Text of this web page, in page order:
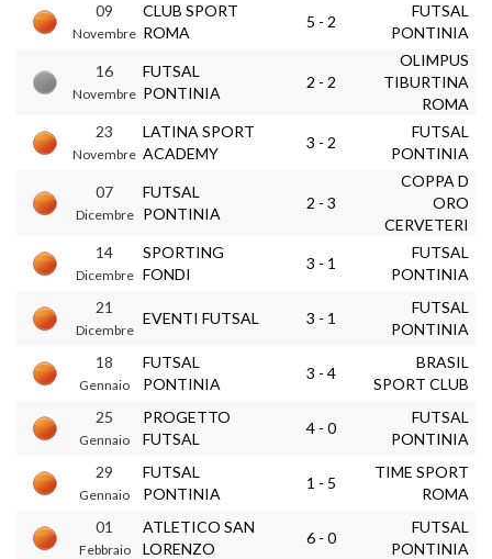
09
Novembre
CLUB SPORT
ROMA
5 - 2
FUTSAL
PONTINIA
16
Novembre
FUTSAL
PONTINIA
2 - 2
OLIMPUS
TIBURTINA
ROMA
23
Novembre
LATINA SPORT
ACADEMY
3 - 2
FUTSAL
PONTINIA
07
Dicembre
FUTSAL
PONTINIA
2 - 3
COPPA D
ORO
CERVETERI
14
Dicembre
SPORTING
FONDI
3 - 1
FUTSAL
PONTINIA
21
Dicembre
EVENTI FUTSAL 3 - 1
FUTSAL
PONTINIA
18
Gennaio
FUTSAL
PONTINIA
3 - 4
BRASIL
SPORT CLUB
25
Gennaio
PROGETTO
FUTSAL
4 - 0
FUTSAL
PONTINIA
29
Gennaio
FUTSAL
PONTINIA
1 - 5
TIME SPORT
ROMA
01
Febbraio
ATLETICO SAN
LORENZO
6 - 0
FUTSAL
PONTINIA